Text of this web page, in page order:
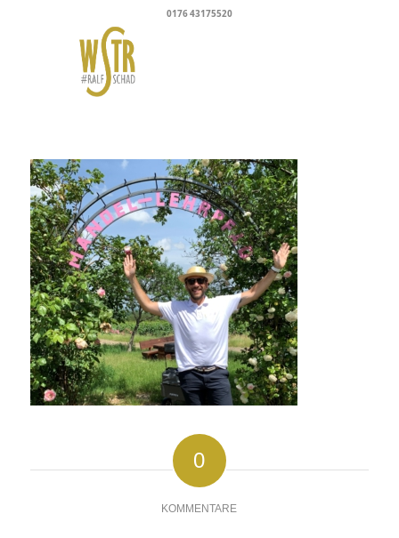
0176 43175520
0
KOMMENTARE